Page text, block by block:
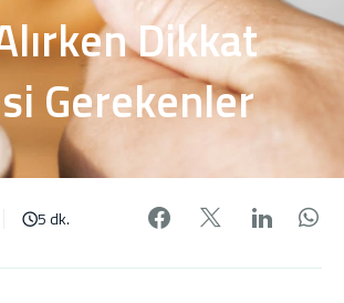
Dikkat
Gerekenler
5 dk. Facebook'da
X'de